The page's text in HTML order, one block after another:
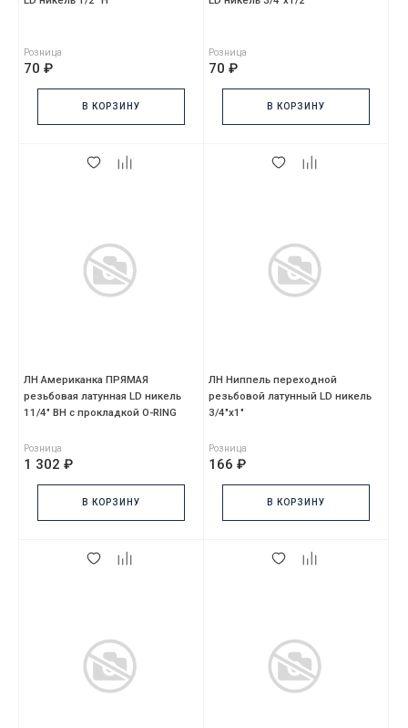
Розница
70 ₽
В КОРЗИНУ
Розница
70 ₽
В КОРЗИНУ
ЛН Американка ПРЯМАЯ
резьбовая латунная LD никель
11/4" ВН с прокладкой O-RING
Розница
1 302 ₽
В КОРЗИНУ
ЛН Ниппель переходной
резьбовой латунный LD никель
3/4"х1"
Розница
166 ₽
В КОРЗИНУ